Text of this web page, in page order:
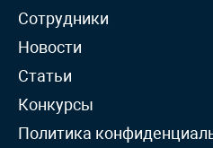
Сотрудники
Новости
Статьи
Конкурсы
Политика